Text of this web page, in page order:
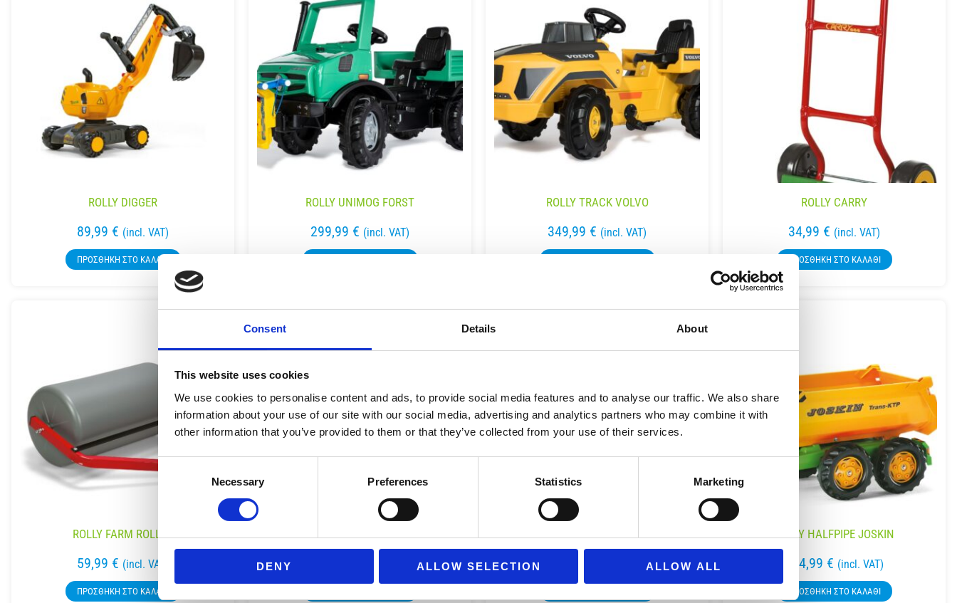
Consent Details About
This website uses cookies
We use cookies to personalise content and ads, to provide social media features and to analyse our traffic. We also share
information about your use of our site with our social media, advertising and analytics partners who may combine it with
other information that you’ve provided to them or that they’ve collected from your use of their services.
Consent
Necessary Preferences Statistics Marketing
DENY ALLOW SELECTION ALLOW ALL
ROLLY DIGGER
89,99 € (incl. VAT)
ΠΡΟΣΘΉΚΗ ΣΤΟ ΚΑΛΆΘΙ
ROLLY UNIMOG FORST
299,99 € (incl. VAT)
ROLLY TRACK VOLVO
349,99 € (incl. VAT)
ROLLY CARRY
34,99 € (incl. VAT)
ΠΡΟΣΘΉΚΗ ΣΤΟ ΚΑΛΆΘΙ
ROLLY FARM ROLLER
59,99 € (incl. VAT)
ΠΡΟΣΘΉΚΗ ΣΤΟ ΚΑΛΆΘΙ
ROLLY HALFPIPE JOSKIN
104,99 € (incl. VAT)
ΠΡΟΣΘΉΚΗ ΣΤΟ ΚΑΛΆΘΙ